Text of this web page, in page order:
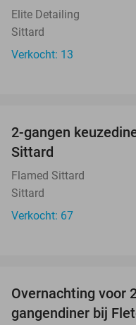
Elite Detailing
Sittard
Verkocht: 13
2-gangen
Sittard
Flamed Sittard
Sittard
Verkocht: 67
Overnachting voor
gangendiner bij